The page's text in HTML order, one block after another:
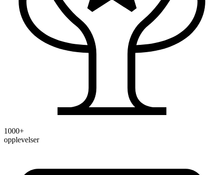
1000+
opplevelser